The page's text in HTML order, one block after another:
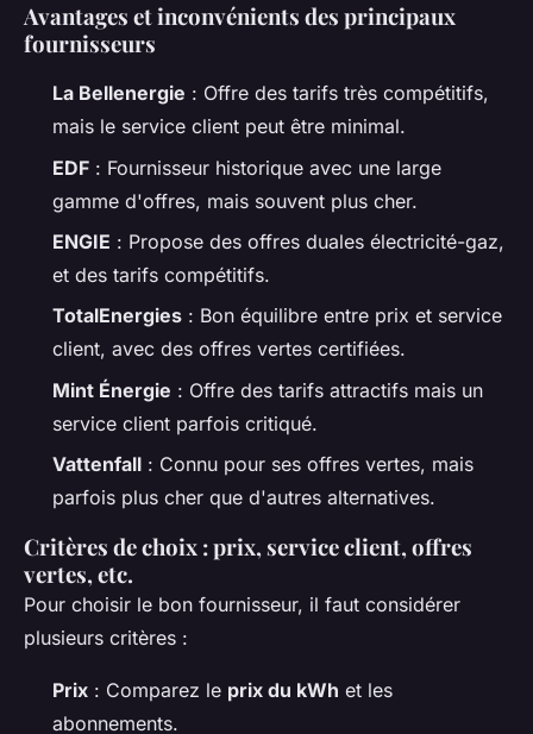
Avantages et inconvénients des principaux
fournisseurs
La Bellenergie : Offre des tarifs très compétitifs,
mais le service client peut être minimal.
EDF : Fournisseur historique avec une large
gamme d'offres, mais souvent plus cher.
ENGIE : Propose des offres duales électricité-gaz,
et des tarifs compétitifs.
TotalEnergies : Bon équilibre entre prix et service
client, avec des offres vertes certifiées.
Mint Énergie : Offre des tarifs attractifs mais un
service client parfois critiqué.
Vattenfall : Connu pour ses offres vertes, mais
parfois plus cher que d'autres alternatives.
Critères de choix : prix, service client, offres
vertes, etc.
Pour choisir le bon fournisseur, il faut considérer
plusieurs critères :
Prix : Comparez le prix du kWh et les
abonnements.